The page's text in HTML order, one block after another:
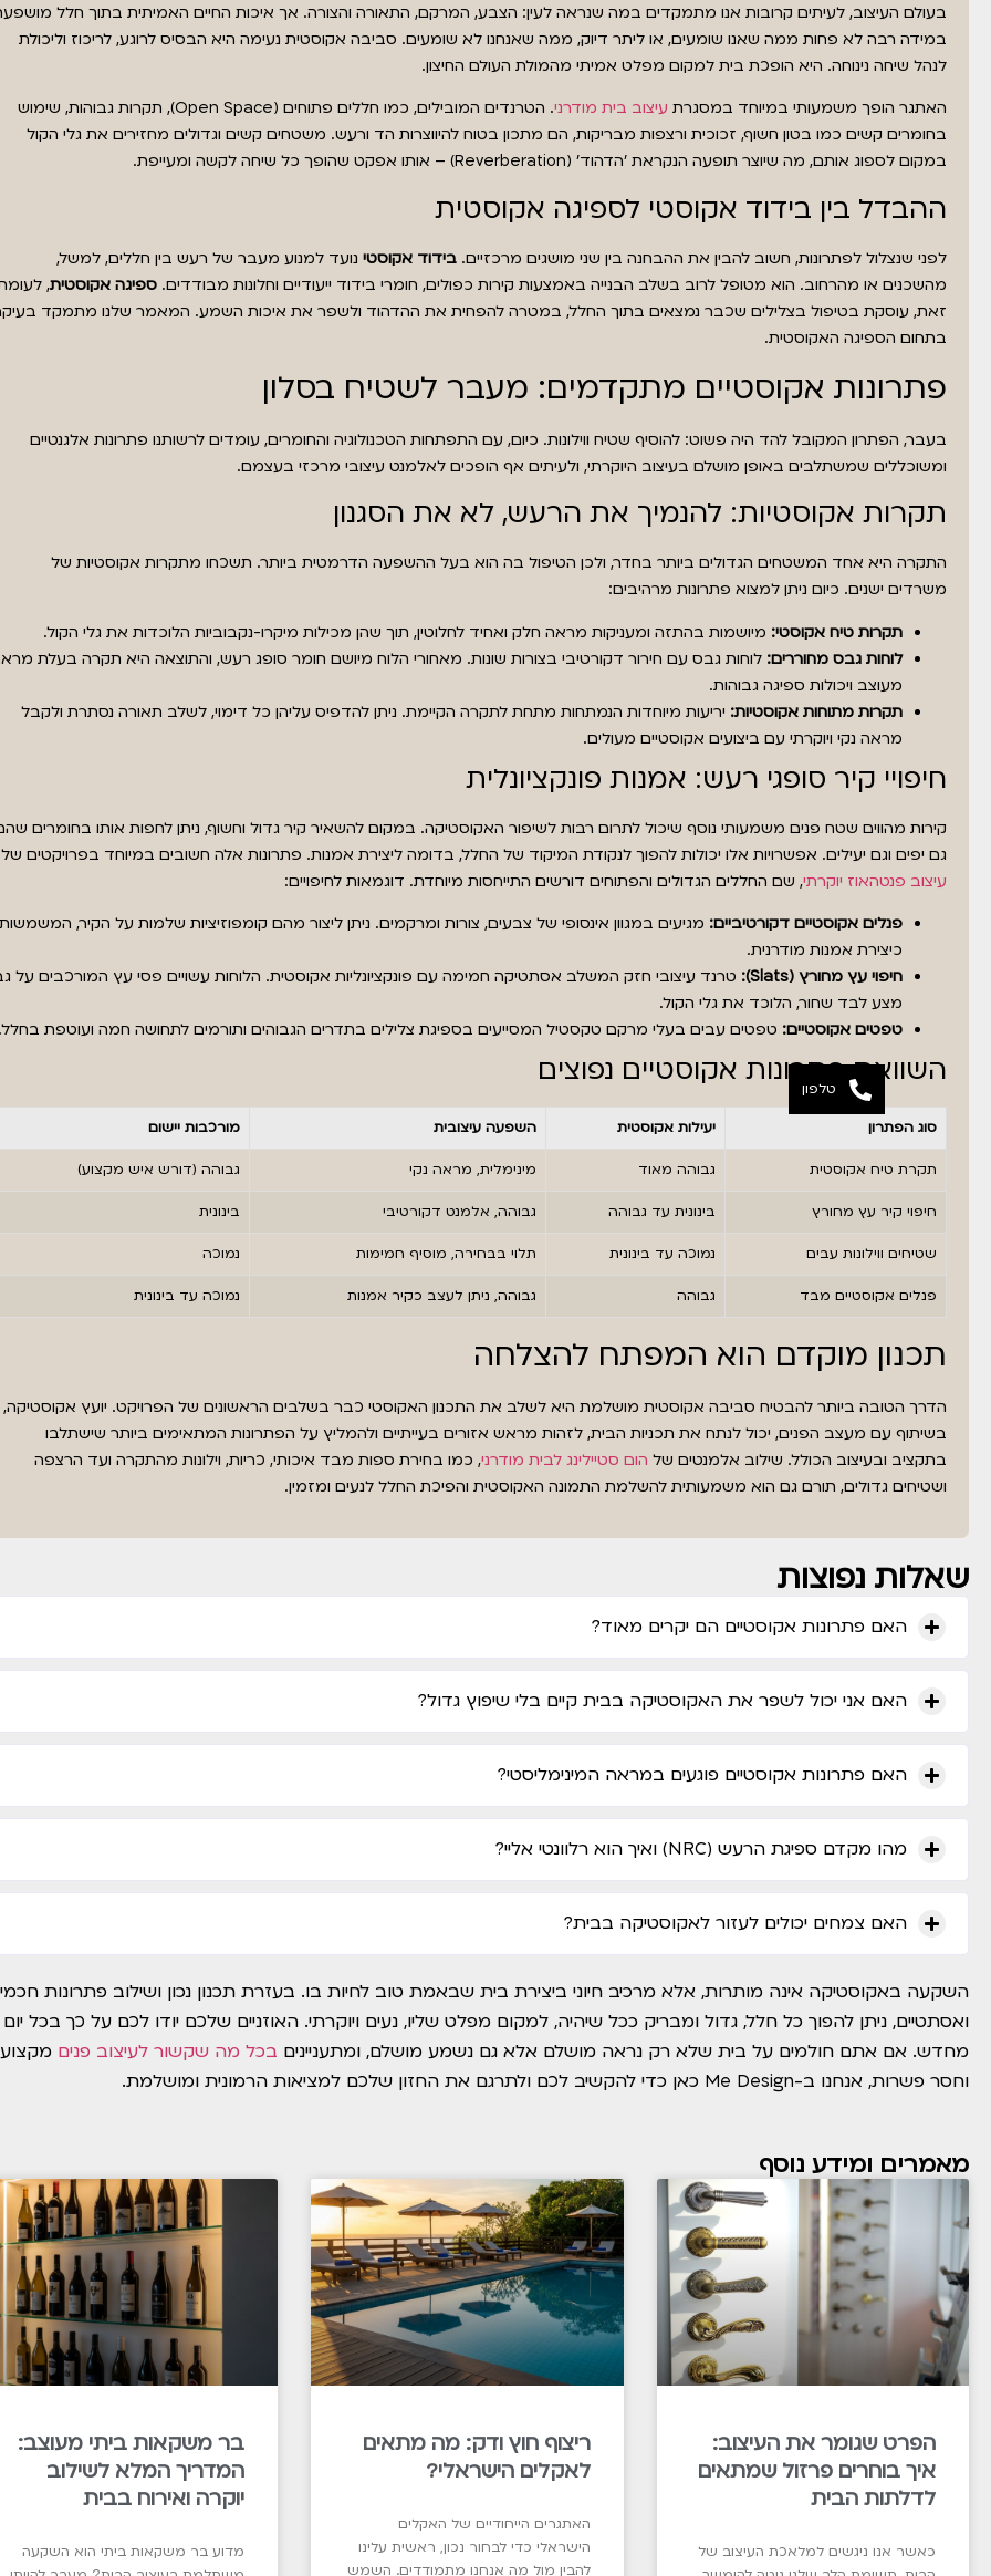
בעולם העיצוב, לעיתים קרובות אנו מתמקדים במה שנראה לעין: הצבע, המרקם, התאורה והצורה. אך איכות החיים האמיתית בתוך חלל
במידה רבה לא פחות ממה שאנו שומעים, או ליתר דיוק, ממה שאנחנו לא שומעים. סביבה אקוסטית נעימה היא הבסיס לרוגע, לריכוז וליכולת
לנהל שיחה נינוחה. היא הופכת בית למקום מפלט אמיתי מהמולת העולם החיצון.
האתגר הופך משמעותי במיוחד במסגרת עיצוב בית מודרני
. הטרנדים המובילים, כמו חללים פתוחים (Open Space), תקרות גבוהות, שימוש
בחומרים קשים כמו בטון חשוף, זכוכית ורצפות מבריקות, הם מתכון בטוח להיווצרות הד ורעש. משטחים קשים וגדולים מחזירים את גלי הקול
במקום לספוג אותם, מה שיוצר תופעה הנקראת 'הדהוד' (Reverberation) – אותו אפקט שהופך כל שיחה לקשה ומעייפת.
ההבדל בין בידוד אקוסטי לספיגה אקוסטית
לפני שנצלול לפתרונות, חשוב להבין את ההבחנה בין שני מושגים מרכזיים. בידוד אקוסטי נועד למנוע מעבר של רעש בין חללים, למשל,
מהשכנים או מהרחוב. הוא מטופל לרוב בשלב הבנייה באמצעות קירות כפולים, חומרי בידוד ייעודיים וחלונות מבודדים. ספיגה אקוסטית,
זאת, עוסקת בטיפול בצלילים שכבר נמצאים בתוך החלל, במטרה להפחית את ההדהוד ולשפר את איכות השמע. המאמר שלנו מתמקד
בתחום הספיגה האקוסטית.
פתרונות אקוסטיים מתקדמים: מעבר לשטיח בסלון
בעבר, הפתרון המקובל להד היה פשוט: להוסיף שטיח ווילונות. כיום, עם התפתחות הטכנולוגיה והחומרים, עומדים לרשותנו פתרונות אלגנטיים
ומשוכללים שמשתלבים באופן מושלם בעיצוב היוקרתי, ולעיתים אף הופכים לאלמנט עיצובי מרכזי בעצמם.
תקרות אקוסטיות: להנמיך את הרעש, לא את הסגנון
התקרה היא אחד המשטחים הגדולים ביותר בחדר, ולכן הטיפול בה הוא בעל ההשפעה הדרמטית ביותר. תשכחו מתקרות אקוסטיות של
משרדים ישנים. כיום ניתן למצוא פתרונות מרהיבים:
תקרות טיח אקוסטי: מיושמות בהתזה ומעניקות מראה חלק ואחיד לחלוטין, תוך שהן מכילות מיקרו-נקבוביות הלוכדות את גלי הקול.
לוחות גבס מחוררים: לוחות גבס עם חירור דקורטיבי בצורות שונות. מאחורי הלוח מיושם חומר סופג רעש, והתוצאה היא תקרה בעלת
מעוצב ויכולות ספיגה גבוהות.
תקרות מתוחות אקוסטיות: יריעות מיוחדות הנמתחות מתחת לתקרה הקיימת. ניתן להדפיס עליהן כל דימוי, לשלב תאורה נסתרת ולקבל
מראה נקי ויוקרתי עם ביצועים אקוסטיים מעולים.
חיפויי קיר סופגי רעש: אמנות פונקציונלית
קירות מהווים שטח פנים משמעותי נוסף שיכול לתרום רבות לשיפור האקוסטיקה. במקום להשאיר קיר גדול וחשוף, ניתן לחפות אותו בחומרים
גם יפים וגם יעילים. אפשרויות אלו יכולות להפוך לנקודת המיקוד של החלל, בדומה ליצירת אמנות. פתרונות אלה חשובים במיוחד בפרויקטים של
עיצוב פנטהאוז יוקרתי, שם החללים הגדולים והפתוחים דורשים התייחסות מיוחדת. דוגמאות לחיפויים:
פנלים אקוסטיים דקורטיביים: מגיעים במגוון אינסופי של צבעים, צורות ומרקמים. ניתן ליצור מהם קומפוזיציות שלמות על הקיר, המשמשות
כיצירת אמנות מודרנית.
חיפוי עץ מחורץ (Slats):
טרנד עיצובי חזק המשלב אסתטיקה חמימה עם פונקציונליות אקוסטית. הלוחות עשויים פסי עץ המורכבים על
מצע לבד שחור, הלוכד את גלי הקול.
טפטים אקוסטיים: טפטים עבים בעלי מרקם טקסטיל המסייעים בספיגת צלילים בתדרים הגבוהים ותורמים לתחושה חמה ועוטפת
השוואת פתרונות אקוסטיים נפוצים
סוג הפתרון יעילות אקוסטית השפעה עיצובית מורכבות יישום
תקרת טיח אקוסטית גבוהה מאוד מינימלית, מראה נקי גבוהה (דורש איש מקצוע)
חיפוי קיר עץ מחורץ בינונית עד גבוהה גבוהה, אלמנט דקורטיבי בינונית
שטיחים ווילונות עבים נמוכה עד בינונית תלוי בבחירה, מוסיף חמימות נמוכה
פנלים אקוסטיים מבד גבוהה גבוהה, ניתן לעצב כקיר אמנות נמוכה עד בינונית
תכנון מוקדם הוא המפתח להצלחה
הדרך הטובה ביותר להבטיח סביבה אקוסטית מושלמת היא לשלב את התכנון האקוסטי כבר בשלבים הראשונים של הפרויקט. יועץ אקוסטיקה,
בשיתוף עם מעצב הפנים, יכול לנתח את תכניות הבית, לזהות מראש אזורים בעייתיים ולהמליץ על הפתרונות המתאימים ביותר שישתלבו
בתקציב ובעיצוב הכולל. שילוב אלמנטים של הום סטיילינג לבית מודרני, כמו בחירת ספות מבד איכותי, כריות, וילונות מהתקרה ועד הרצפה
ושטיחים גדולים, תורם גם הוא משמעותית להשלמת התמונה האקוסטית והפיכת החלל לנעים ומזמין.
שאלות נפוצות
האם פתרונות אקוסטיים הם יקרים מאוד?
האם אני יכול לשפר את האקוסטיקה בבית קיים בלי שיפוץ גדול?
האם פתרונות אקוסטיים פוגעים במראה המינימליסטי?
מהו מקדם ספיגת הרעש (NRC) ואיך הוא רלוונטי אליי?
האם צמחים יכולים לעזור לאקוסטיקה בבית?
השקעה באקוסטיקה אינה מותרות, אלא מרכיב חיוני ביצירת בית שבאמת טוב לחיות בו. בעזרת תכנון נכון ושילוב פתרונות
ואסתטיים, ניתן להפוך כל חלל, גדול ומבריק ככל שיהיה, למקום מפלט שליו, נעים ויוקרתי. האוזניים שלכם יודו לכם על כך בכל יום
מחדש. אם אתם חולמים על בית שלא רק נראה מושלם אלא גם נשמע מושלם, ומתעניינים בכל מה שקשור לעיצוב פנים
וחסר פשרות, אנחנו ב-Me Design כאן כדי להקשיב לכם ולתרגם את החזון שלכם למציאות הרמונית ומושלמת.
מאמרים ומידע נוסף
הפרט שגומר את העיצוב:
איך בוחרים פרזול שמתאים
לדלתות הבית
כאשר אנו ניגשים למלאכת העיצוב של
ריצוף חוץ ודק: מה מתאים
לאקלים הישראלי?
האתגרים הייחודיים של האקלים
הישראלי כדי לבחור נכון, ראשית עלינו
להבין מול מה אנחנו מתמודדים. השמש
בר משקאות ביתי מעוצב:
המדריך המלא לשילוב
יוקרה ואירוח בבית
מדוע בר משקאות ביתי הוא השקעה
טלפון